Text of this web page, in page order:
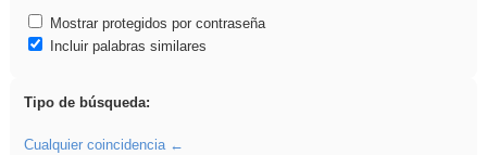
Mostrar protegidos por contraseña
Incluir palabras similares
Tipo de búsqueda:
Cualquier coincidencia